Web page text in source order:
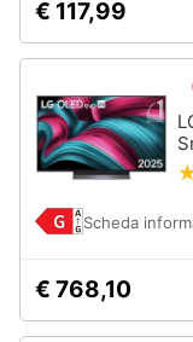
€ 117,99
Scheda
€ 768,10